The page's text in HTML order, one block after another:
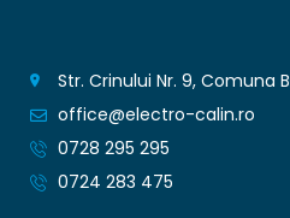
Str. Crinului Nr. 9, Comuna
office@electro-calin.ro
0728 295 295
0724 283 475